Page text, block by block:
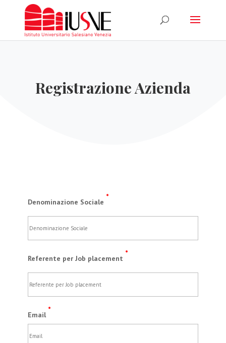
Registrazione Azienda
Denominazione Sociale
*
Referente per Job placement
*
Email
*